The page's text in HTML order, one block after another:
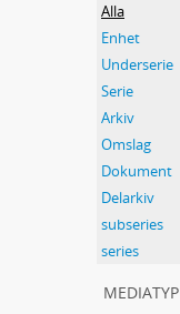
Alla
Enhet
Underserie
Serie
Arkiv
Omslag
Dokument
Delarkiv
subseries
series
mediatyp